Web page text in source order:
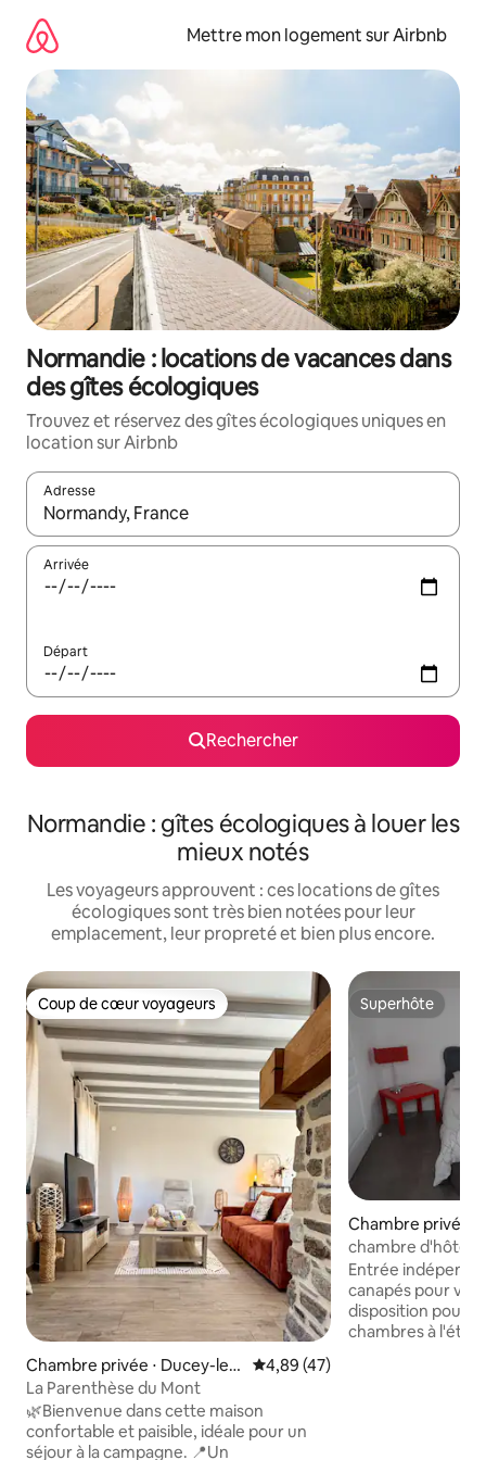
directement
contenu
Mettre mon logement sur Airbnb
Normandie : locations de vacances dans
des gîtes écologiques
Trouvez et réservez des gîtes écologiques uniques en
location sur Airbnb
Adresse
Lorsque les résultats s'affichent, utilisez les flèches vers le
Arrivée
Départ
Rechercher
Normandie : gîtes écologiques à louer les
mieux notés
Les voyageurs approuvent : ces locations de gîtes
écologiques sont très bien notées pour leur
emplacement, leur propreté et bien plus encore.
Coup de cœur voyageurs
Coup de cœur voyageurs
Chambre privée ⋅ Ducey-les-
Chéris
Évaluation moyenne sur la
4,89 (47)
La Parenthèse du Mont
🌿Bienvenue dans cette maison
confortable et paisible, idéale pour un
séjour à la campagne. 📍Un
Superhôte
Superhôte
Chambre privée ⋅
chambre d'hôtes
roquette
Entrée
canapés pour vous
disposition pour
chambres à l'étage pour votre famille.